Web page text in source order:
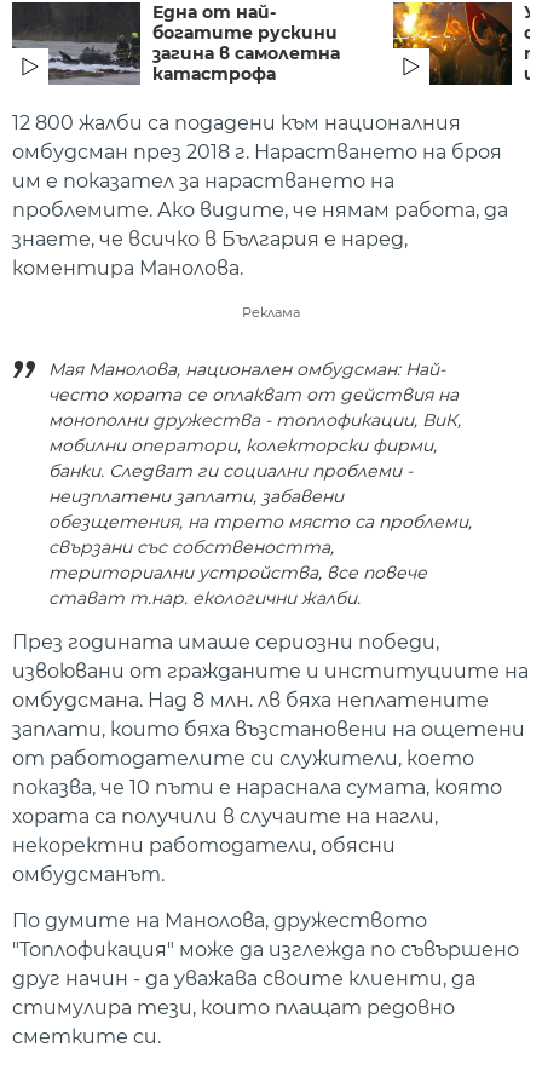
Една от най-
богатите рускини
загина в самолетна
катастрофа
12 800 жалби са подадени към националния
омбудсман през 2018 г. Нарастването на броя
им е показател за нарастването на
проблемите. Ако видите, че нямам работа, да
знаете, че всичко в България е наред,
коментира Манолова.
Реклама
Мая Манолова, национален омбудсман: Най-
често хората се оплакват от действия на
монополни дружества - топлофикации, ВиК,
мобилни оператори, колекторски фирми,
банки. Следват ги социални проблеми -
неизплатени заплати, забавени
обезщетения, на трето място са проблеми,
свързани със собствеността,
териториални устройства, все повече
стават т.нар. екологични жалби.
През годината имаше сериозни победи,
извоювани от гражданите и институциите на
омбудсмана. Над 8 млн. лв бяха неплатените
заплати, които бяха възстановени на ощетени
от работодателите си служители, което
показва, че 10 пъти е нараснала сумата, която
хората са получили в случаите на нагли,
некоректни работодатели, обясни
омбудсманът.
По думите на Манолова, дружеството
"Топлофикация" може да изглежда по съвършено
друг начин - да уважава своите клиенти, да
стимулира тези, които плащат редовно
сметките си.